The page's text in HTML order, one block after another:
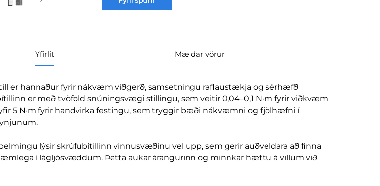
Yfirlit Mældar vörur
er hannaður fyrir nákvæm viðgerð, samsetningu raflaustækja og sérhæfð
er með tvöföld snúningsvægi stillingu, sem veitir 0,04–0,1 N·m fyrir viðkvæm
5 N·m fyrir handvirka festingu, sem tryggir bæði nákvæmni og fjölhæfni í
lýsir skrúfubítillinn vinnusvæðinu vel upp, sem gerir auðveldara að finna
í lágljósvæddum. Þetta aukar árangurinn og minnkar hættu á villum við